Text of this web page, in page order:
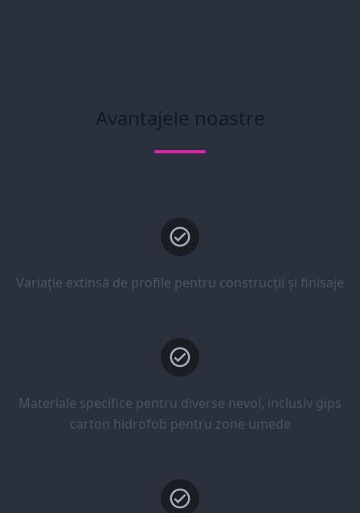
Avantajele noastre
Variație extinsă de profile pentru construcții și finisaje
Materiale specifice pentru diverse nevoi, inclusiv gips
carton hidrofob pentru zone umede